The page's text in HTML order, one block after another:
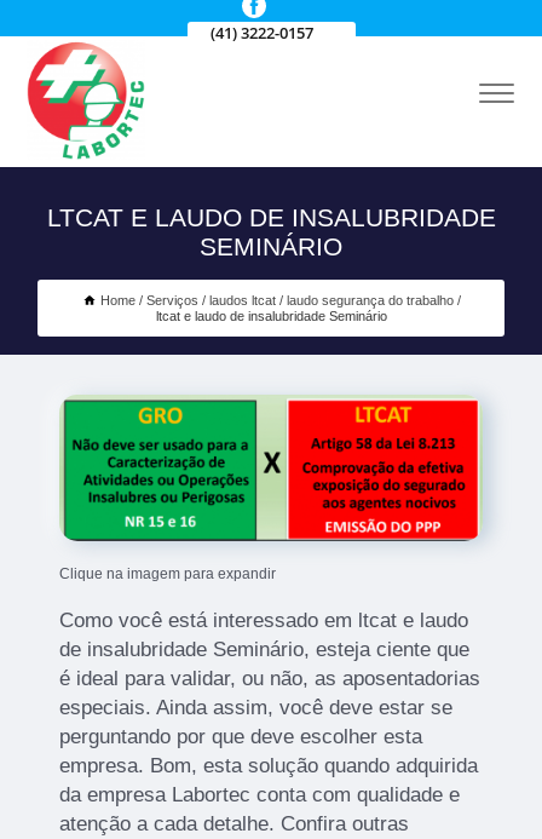
(41) 3222-0157
LTCAT E LAUDO DE INSALUBRIDADE
SEMINÁRIO
Home Serviços laudos ltcat
laudo segurança do trabalho
ltcat e laudo de insalubridade Seminário
Clique na imagem para expandir
Como você está interessado em ltcat e laudo
de insalubridade Seminário, esteja ciente que
é ideal para validar, ou não, as aposentadorias
especiais. Ainda assim, você deve estar se
perguntando por que deve escolher esta
empresa. Bom, esta solução quando adquirida
da empresa Labortec conta com qualidade e
atenção a cada detalhe. Confira outras